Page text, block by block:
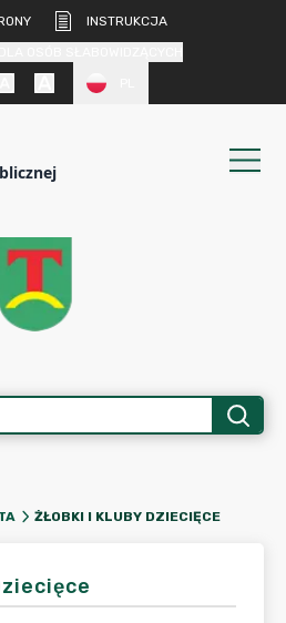
INSTRUKCJA
ŻŁOBKI I KLUBY DZIECIĘCE